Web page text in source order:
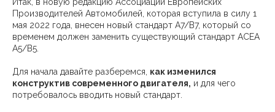
Производителей Автомобилей, которая вступила в силу 1
мая 2022 года, внесен новый стандарт A7/B7, который со
временем должен заменить существующий стандарт ACEA
A5/B5.
Для начала давайте разберемся, как изменился
конструктив современного двигателя, и для чего
потребовалось вводить новый стандарт.